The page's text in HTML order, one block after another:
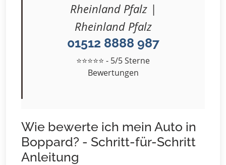
Rheinland Pfalz |
Rheinland Pfalz
01512 8888 987
⭐⭐⭐⭐⭐ - 5/5 Sterne
Bewertungen
Wie bewerte ich mein Auto in
Boppard? - Schritt-für-Schritt
Anleitung